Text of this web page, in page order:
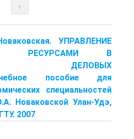
↑
УПРАВЛЕНИЕ
РЕСУРСАМИ В
ДЕЛОВЫХ
пособие для
специальностей
Новаковской Улан-Удэ,
2007